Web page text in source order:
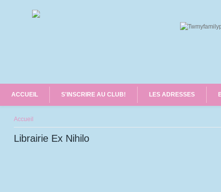
ACCUEIL S'INSCRIRE AU CLUB! LES ADRESSES
Vous êtes ici
Accueil
Librairie Ex Nihilo